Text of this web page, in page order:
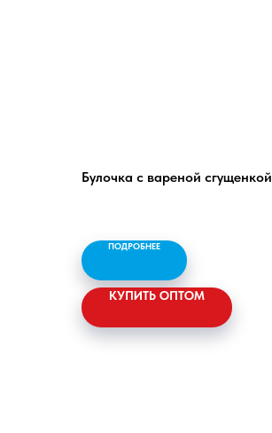
Булочка с вареной сгущенкой
ПОДРОБНЕЕ
КУПИТЬ ОПТОМ